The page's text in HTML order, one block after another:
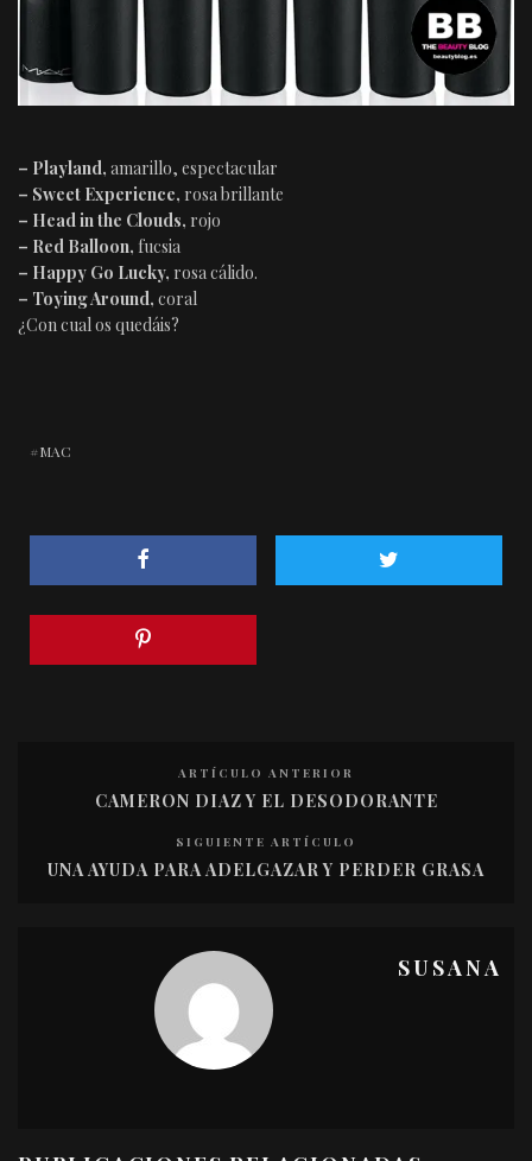
– Playland, amarillo, espectacular
– Sweet Experience, rosa brillante
– Head in the Clouds, rojo
– Red Balloon, fucsia
– Happy Go Lucky, rosa cálido.
– Toying Around, coral
¿Con cual os quedáis?
MAC
ARTÍCULO ANTERIOR
CAMERON DIAZ Y EL DESODORANTE
SIGUIENTE ARTÍCULO
UNA AYUDA PARA ADELGAZAR Y PERDER GRASA
SUSANA